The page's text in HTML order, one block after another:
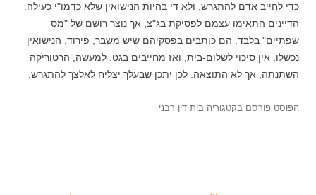
כדי לחייב אדם להתגרש, ולא די בהיות הנישואין שלא כדמו"י כעילה.
הדיינים התאימו עצמם לפסיקת בג"צ, אך נוצר רושם של "מס
שפתיים" בלבד. הם כותבים בפסקיהם שיש משבר, פירוד, הנישואין
נכשלו, אין סיכוי לשלום-בית, ואז מחייבים בגט. למעשה, הרטוריקה
השתנתה, אך לא התוצאה. לכן יתכן שבעלך יצליח לאלצך להתגרש.
הפוסט פורסם בקטגוריה בית דין רבני